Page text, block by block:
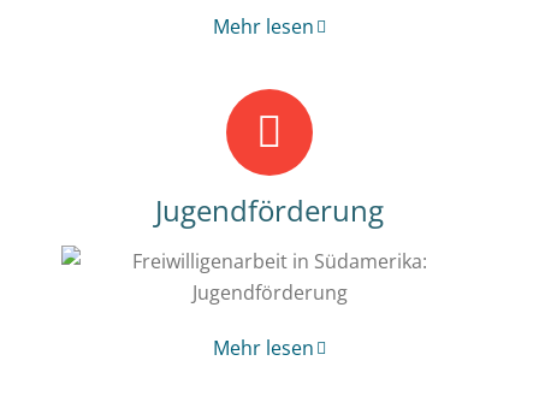
Mehr lesen
Jugendförderung
Mehr lesen